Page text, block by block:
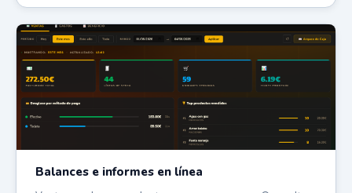
Balances e informes en línea